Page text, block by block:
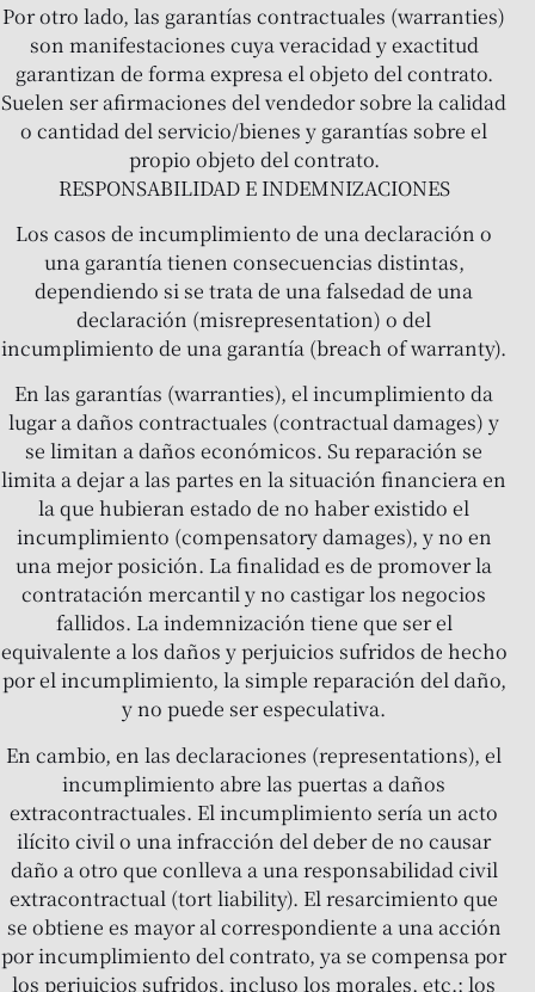
Por otro lado, las garantías contractuales (warranties)
son manifestaciones cuya veracidad y exactitud
garantizan de forma expresa el objeto del contrato.
Suelen ser afirmaciones del vendedor sobre la calidad
o cantidad del servicio/bienes y garantías sobre el
propio objeto del contrato.
RESPONSABILIDAD E INDEMNIZACIONES
Los casos de incumplimiento de una declaración o
una garantía tienen consecuencias distintas,
dependiendo si se trata de una falsedad de una
declaración (misrepresentation) o del
incumplimiento de una garantía (breach of warranty).
En las garantías (warranties), el incumplimiento da
lugar a daños contractuales (contractual damages) y
se limitan a daños económicos. Su reparación se
limita a dejar a las partes en la situación financiera en
la que hubieran estado de no haber existido el
incumplimiento (compensatory damages), y no en
una mejor posición. La finalidad es de promover la
contratación mercantil y no castigar los negocios
fallidos. La indemnización tiene que ser el
equivalente a los daños y perjuicios sufridos de hecho
por el incumplimiento, la simple reparación del daño,
y no puede ser especulativa.
En cambio, en las declaraciones (representations), el
incumplimiento abre las puertas a daños
extracontractuales. El incumplimiento sería un acto
ilícito civil o una infracción del deber de no causar
daño a otro que conlleva a una responsabilidad civil
extracontractual (tort liability). El resarcimiento que
se obtiene es mayor al correspondiente a una acción
por incumplimiento del contrato, ya se compensa por
los perjuicios sufridos, incluso los morales, etc.; los